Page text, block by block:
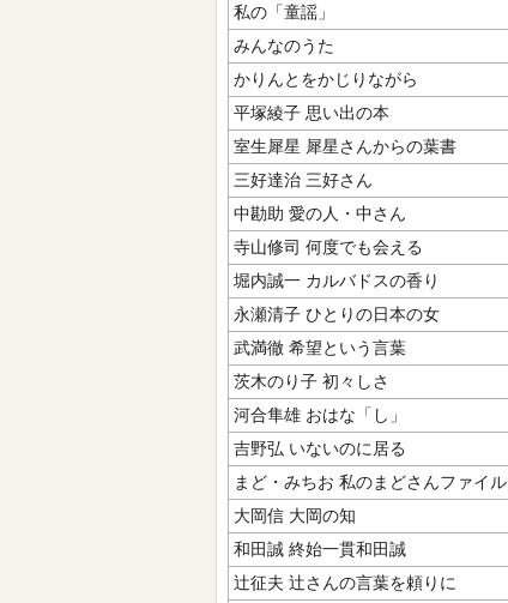
私の「童謡」
みんなのうた
かりんとをかじりながら
平塚綾子 思い出の本
室生犀星 犀星さんからの葉書
三好達治 三好さん
中勘助 愛の人・中さん
寺山修司 何度でも会える
堀内誠一 カルバドスの香り
永瀬清子 ひとりの日本の女
武満徹 希望という言葉
茨木のり子 初々しさ
河合隼雄 おはな「し」
吉野弘 いないのに居る
まど・みちお 私のまどさんファイル
大岡信 大岡の知
和田誠 終始一貫和田誠
辻征夫 辻さんの言葉を頼りに